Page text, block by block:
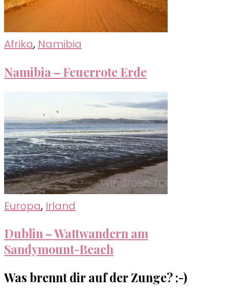
Afrika, Namibia
Namibia – Feuerrote Erde
Europa, Irland
Dublin – Wattwandern am
Sandymount-Beach
Was brennt dir auf der Zunge? ;-)